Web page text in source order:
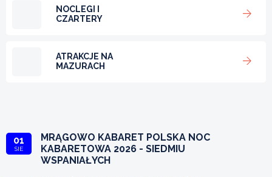
NOCLEGI I
CZARTERY
ATRAKCJE NA
MAZURACH
01
SIE
MRĄGOWO KABARET POLSKA NOC
KABARETOWA 2026 - SIEDMIU
WSPANIAŁYCH